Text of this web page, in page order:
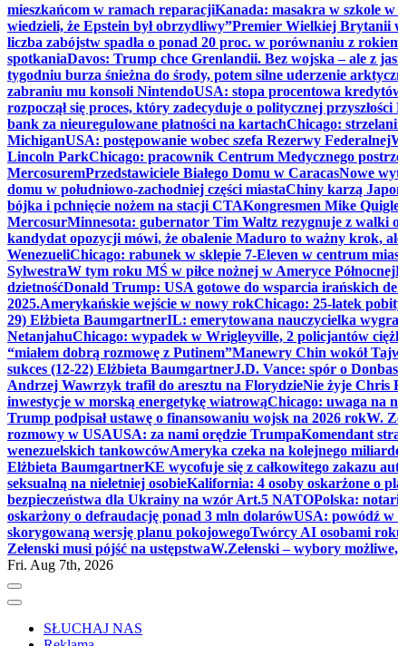
mieszkańcom w ramach reparacjiKanada: masakra w szkole
wiedzieli, że Epstein był obrzydliwy”Premier Wielkiej Brytanii
liczba zabójstw spadła o ponad 20 proc. w porównaniu z
spotkaniaDavos: Trump chce Grenlandii. Bez wojska – ale z
tygodniu burza śnieżna do środy, potem silne uderzenie
zabraniu mu konsoli NintendoUSA: stopa procentowa
rozpoczął się proces, który zadecyduje o politycznej
bank za nieuregulowane płatności na kartachChicago:
MichiganUSA: postępowanie wobec szefa Rezerwy Federalnej
Lincoln ParkChicago: pracownik Centrum Medycznego
MercosuremPrzedstawiciele Białego Domu w CaracasNowe
domu w południowo-zachodniej części miastaChiny karzą
bójka i pchnięcie nożem na stacji CTAKongresmen Mike
MercosurMinnesota: gubernator Tim Waltz rezygnuje z walki
kandydat opozycji mówi, że obalenie Maduro to ważny krok,
WenezueliChicago: rabunek w sklepie 7-Eleven w centrum
SylwestraW tym roku MŚ w piłce nożnej w Ameryce Północnej
dzietnośćDonald Trump: USA gotowe do wsparcia irańskich
2025.Amerykańskie wejście w nowy rokChicago: 25-latek
29) Elżbieta BaumgartnerIL: emerytowana nauczycielka
NetanjahuChicago: wypadek w Wrigleyville, 2 policjantów
“miałem dobrą rozmowę z Putinem”Manewry Chin wokół
sukces (12-22) Elżbieta BaumgartnerJ.D. Vance: spór o
Andrzej Wawrzyk trafił do aresztu na FlorydzieNie żyje Chris
inwestycje w morską energetykę wiatrowąChicago: uwaga na
Trump podpisał ustawę o finansowaniu wojsk na 2026 rokW.
rozmowy w USAUSA: za nami orędzie TrumpaKomendant
wenezuelskich tankowcówAmeryka czeka na kolejnego
Elżbieta BaumgartnerKE wycofuje się z całkowitego zakazu
seksualną na nieletniej osobieKalifornia: 4 osoby oskarżone o
bezpieczeństwa dla Ukrainy na wzór Art.5 NATOPolska:
oskarżony o defraudację ponad 3 mln dolarówUSA: powódź w
skorygowaną wersję planu pokojowegoTwórcy AI osobami
Zełenski musi pójść na ustępstwaW.Zełenski – wybory
Fri. Aug 7th, 2026
SŁUCHAJ NAS